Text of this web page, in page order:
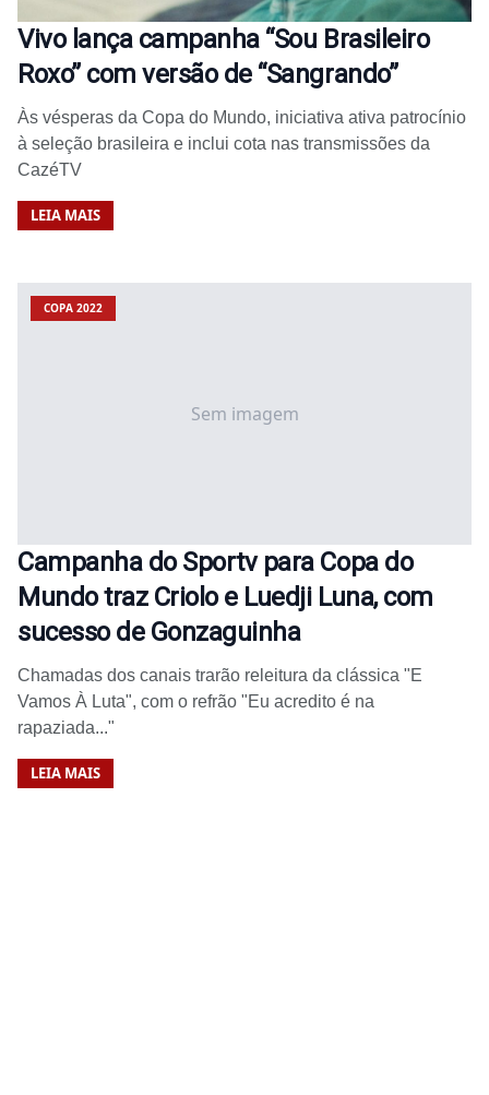
Vivo lança campanha “Sou Brasileiro
Roxo” com versão de “Sangrando”
Às vésperas da Copa do Mundo, iniciativa ativa patrocínio
à seleção brasileira e inclui cota nas transmissões da
CazéTV
LEIA MAIS
Sem imagem
COPA 2022
Campanha do Sportv para Copa do
Mundo traz Criolo e Luedji Luna, com
sucesso de Gonzaguinha
Chamadas dos canais trarão releitura da clássica "E
Vamos À Luta", com o refrão "Eu acredito é na
rapaziada..."
LEIA MAIS